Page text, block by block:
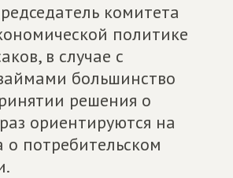
комитета
политике
в случае с
большинство
решения о
ориентируются на
потребительском